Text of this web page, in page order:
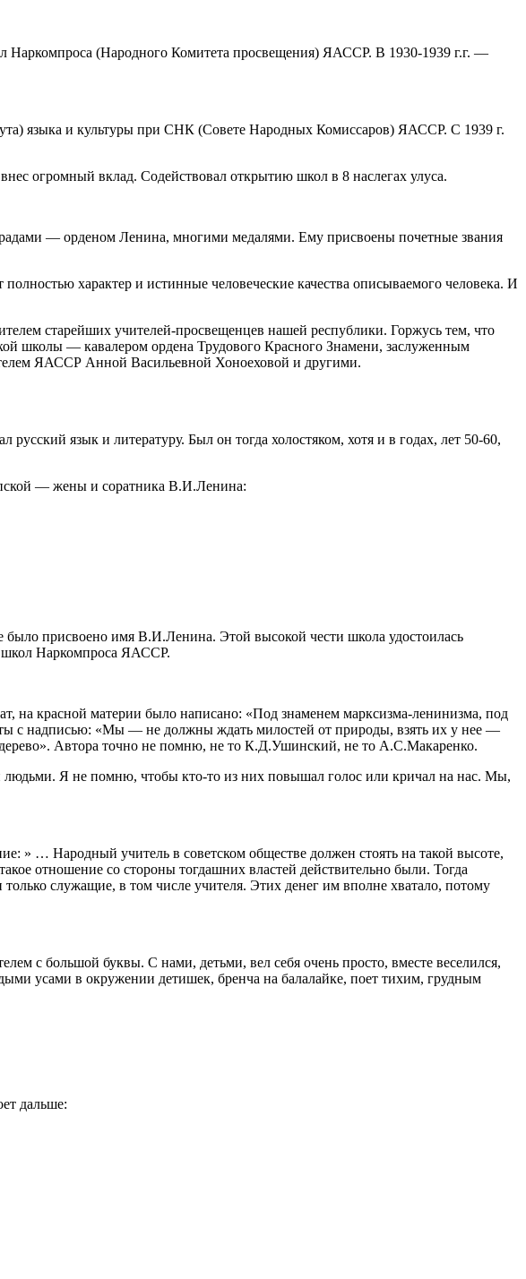
(Народного Комитета просвещения) ЯАССР. В 1930-1939 г.г. —
языка и культуры при СНК (Совете Народных Комиссаров) ЯАССР. С 1939 г.
огромный вклад. Содействовал открытию школ в 8 наслегах улуса.
— орденом Ленина, многими медалями. Ему присвоены почетные звания
характер и истинные человеческие качества описываемого человека. И
старейших учителей-просвещенцев нашей республики. Горжусь тем, что
школы — кавалером ордена Трудового Красного Знамени, заслуженным
ЯАССР Анной Васильевной Хоноеховой и другими.
язык и литературу. Был он тогда холостяком, хотя и в годах, лет 50-60,
— жены и соратника В.И.Ленина:
присвоено имя В.И.Ленина. Этой высокой чести школа удостоилась
школ Наркомпроса ЯАССР.
на красной материи было написано: «Под знаменем марксизма-ленинизма, под
с надписью: «Мы — не должны ждать милостей от природы, взять их у нее —
Автора точно не помню, не то К.Д.Ушинский, не то А.С.Макаренко.
Я не помню, чтобы кто-то из них повышал голос или кричал на нас. Мы,
» … Народный учитель в советском обществе должен стоять на такой высоте,
отношение со стороны тогдашних властей действительно были. Тогда
служащие, в том числе учителя. Этих денег им вполне хватало, потому
с большой буквы. С нами, детьми, вел себя очень просто, вместе веселился,
усами в окружении детишек, бренча на балалайке, поет тихим, грудным
дальше: